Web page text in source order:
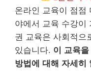
온라인 교육이 점점
야에서 교육 수강이
권 교육은 사회적으
있습니다. 이 교육
방법에 대해 자세히